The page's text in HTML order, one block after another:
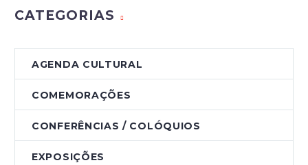
CATEGORIAS
AGENDA CULTURAL
COMEMORAÇÕES
CONFERÊNCIAS / COLÓQUIOS
EXPOSIÇÕES